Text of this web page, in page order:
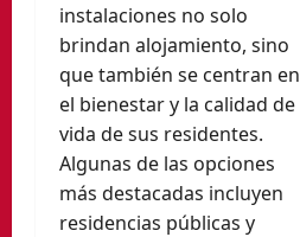
instalaciones no solo
brindan alojamiento, sino
que también se centran en
el bienestar y la calidad de
vida de sus residentes.
Algunas de las opciones
más destacadas incluyen
residencias públicas y